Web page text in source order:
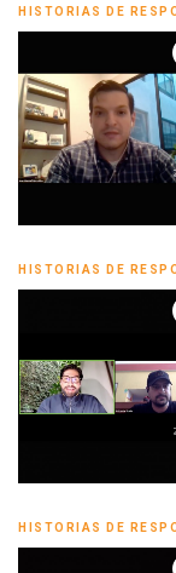
HISTORIAS DE
HISTORIAS DE
HISTORIAS DE